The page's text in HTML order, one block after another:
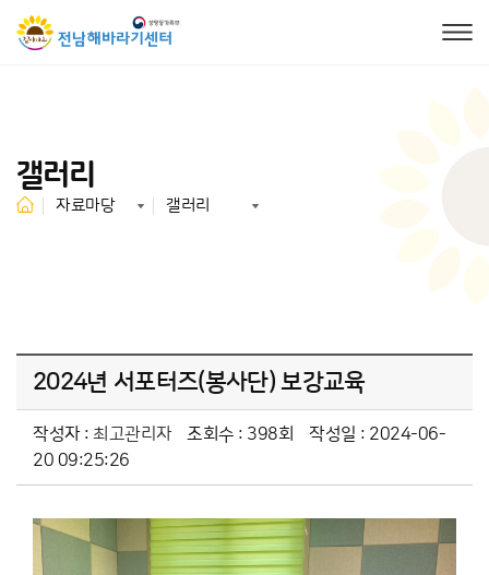
갤러리
자료마당 갤러리
2024년 서포터즈(봉사단) 보강교육
작성자 : 최고관리자 조회수 : 398회
작성일 : 2024-06-
20 09:25:26